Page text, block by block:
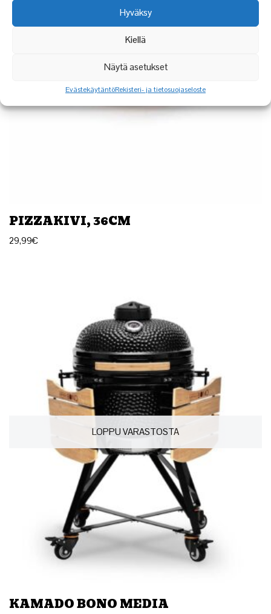
Hyväksy
Kiellä
Näytä asetukset
EvästekäytäntöRekisteri- ja tietosuojaseloste
PIZZAKIVI, 36CM
29,99€
LOPPU VARASTOSTA
KAMADO BONO MEDIA